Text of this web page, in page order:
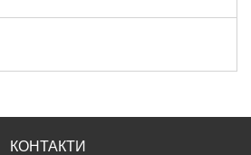
КОНТАКТИ